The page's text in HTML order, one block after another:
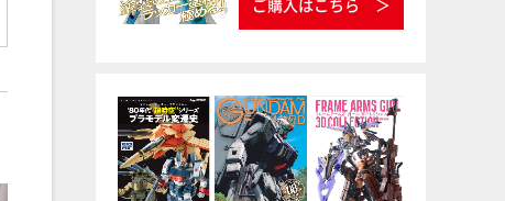
ご購入はこちら